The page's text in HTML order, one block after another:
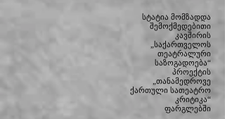
სტატია მომზადდა
შემოქმედებითი
კავშირის
„საქართველოს
თეატრალური
საზოგადოება“
პროექტის
„თანამედროვე
ქართული სათეატრო
კრიტიკა“
ფარგლებში